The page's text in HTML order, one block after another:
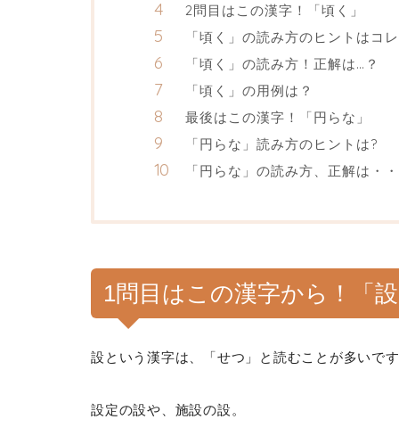
2問目はこの漢字！「頃く」
「頃く」の読み方のヒントはコレ
「頃く」の読み方！正解は…？
「頃く」の用例は？
最後はこの漢字！「円らな」
「円らな」読み方のヒントは?
「円らな」の読み方、正解は・・
1問目はこの漢字から！「設
設という漢字は、「せつ」と読むことが多いです
設定の設や、施設の設。